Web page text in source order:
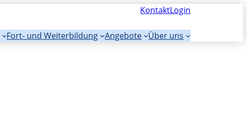
KontaktLogin
Fort- und Weiterbildung Angebote Über uns